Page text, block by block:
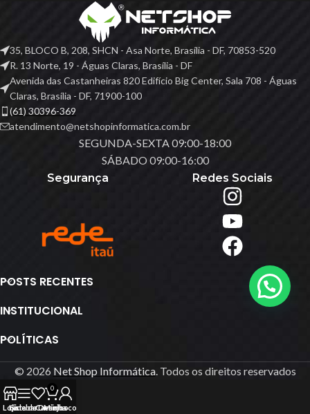
35, BLOCO B, 208, SHCN - Asa Norte, Brasília - DF, 70853-520
R. 13 Norte, 19 - Águas Claras, Brasília - DF
Avenida das Castanheiras 820 Edifício Big Center, Sala 708 - Águas
Claras, Brasília - DF, 71900-100
(61) 30396-369
atendimento@netshopinformatica.com.br
SEGUNDA-SEXTA 09:00-18:00
SÁBADO 09:00-16:00
Segurança
Redes Sociais
POSTS RECENTES
INSTITUCIONAL
POLÍTICAS
© 2026 Net Shop Informática. Todos os direitos reservados
LojaSidebar
Lista de Desejos
0
Carrinho
Minha conta